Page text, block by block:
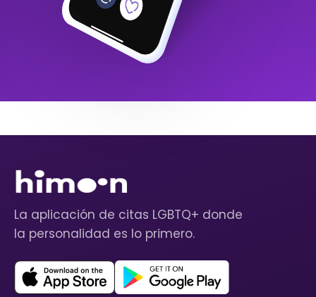
La aplicación de citas LGBTQ+ donde
la personalidad es lo primero.